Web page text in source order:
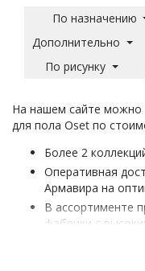
По назначению
Дополнительно
По рисунку
На нашем сайте можно
для пола Oset по
Более 2
Оперативная
Армавира на
В ассортименте
фабрики с
Плитка